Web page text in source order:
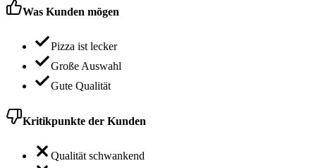
Was Kunden mögen
Pizza ist lecker
Große Auswahl
Gute Qualität
Kritikpunkte der Kunden
Qualität schwankend